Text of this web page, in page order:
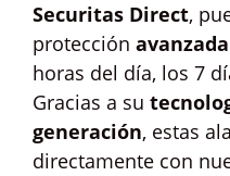
Securitas Direct,
protección
horas del día, los 7
Gracias a su
generación, estas
directamente con